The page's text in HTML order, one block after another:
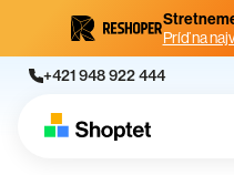
Príď na
+421 948 922 444